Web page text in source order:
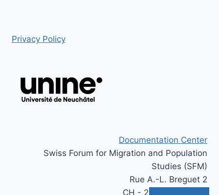
Privacy Policy
Documentation Center
Swiss Forum for Migration and Population
Studies (SFM)
Rue A.-L. Breguet 2
CH - 2000 Neuchâtel